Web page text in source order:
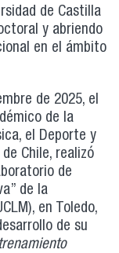
de Castilla
y abriendo
en el ámbito
de 2025, el
de la
el Deporte y
Chile, realizó
de
de la
en Toledo,
de su